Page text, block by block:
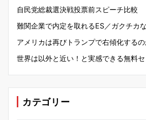
自民党総裁選決戦投票前スピーチ比較
難関企業で内定を取れるES／ガクチカ
アメリカは再びトランプで右傾化するの
世界は以外と近い！と実感できる無料
カテゴリー